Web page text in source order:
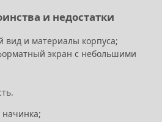
и недостатки
и материалы корпуса;
экран с небольшими
начинка;